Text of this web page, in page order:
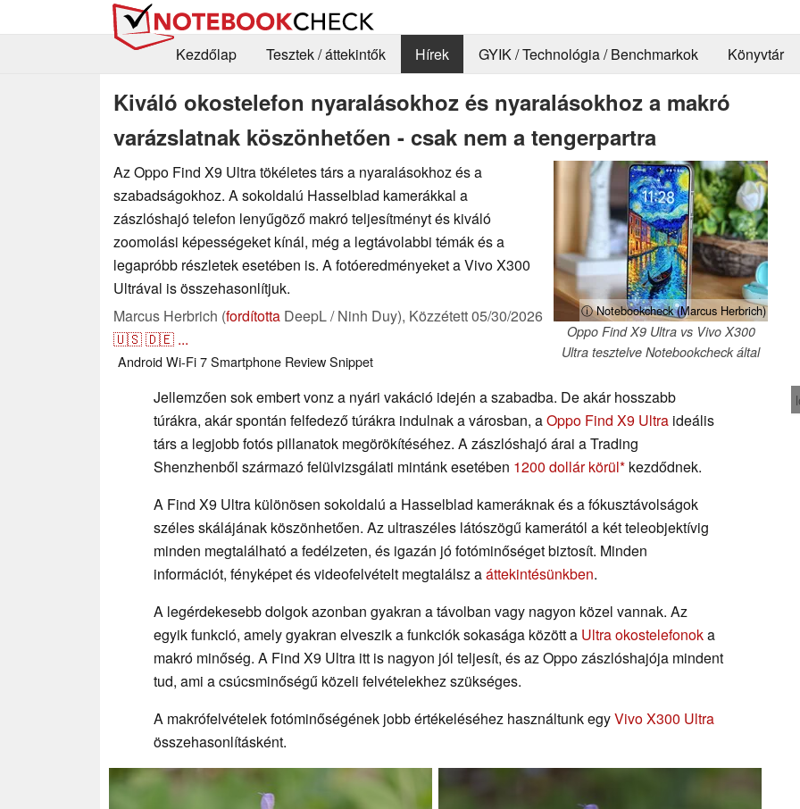
Kezdőlap
Tesztek / áttekintők Hírek GYIK / Technológia / Benchmarkok Könyvtár
Kiváló okostelefon nyaralásokhoz és nyaralásokhoz a makró
varázslatnak köszönhetően - csak nem a tengerpartra
ⓘ Notebookcheck (Marcus Herbrich)
Oppo Find X9 Ultra vs Vivo X300
Ultra tesztelve Notebookcheck által
Az Oppo Find X9 Ultra tökéletes társ a nyaralásokhoz és a
szabadságokhoz. A sokoldalú Hasselblad kamerákkal a
zászlóshajó telefon lenyűgöző makró teljesítményt és kiváló
zoomolási képességeket kínál, még a legtávolabbi témák és a
legapróbb részletek esetében is. A fotóeredményeket a Vivo X300
Ultrával is összehasonlítjuk.
Marcus Herbrich (fordította DeepL / Ninh Duy), Közzétett05/30/2026
🇺🇸🇩🇪 ...
AndroidWi-Fi 7Smartphone Review Snippet
Jellemzően sok embert vonz a nyári vakáció idején a szabadba. De akár hosszabb
túrákra, akár spontán felfedező túrákra indulnak a városban, aOppo Find X9 Ultra ideális
társ a legjobb fotós pillanatok megörökítéséhez. A zászlóshajó árai a Trading
Shenzhenből származó felülvizsgálati mintánk esetében 1200 dollár körül kezdődnek.
A Find X9 Ultra különösen sokoldalú a Hasselblad kameráknak és a fókusztávolságok
széles skálájának köszönhetően. Az ultraszéles látószögű kamerától a két teleobjektívig
minden megtalálható a fedélzeten, és igazán jó fotóminőséget biztosít. Minden
információt, fényképet és videofelvételt megtalálsz aáttekintésünkben.
A legérdekesebb dolgok azonban gyakran a távolban vagy nagyon közel vannak. Az
egyik funkció, amely gyakran elveszik a funkciók sokasága között a Ultra okostelefonoka
makró minőség. A Find X9 Ultra itt is nagyon jól teljesít, és az Oppo zászlóshajója mindent
tud, ami a csúcsminőségű közeli felvételekhez szükséges.
A makrófelvételek fotóminőségének jobb értékeléséhez használtunk egyVivo X300 Ultra
összehasonlításként.